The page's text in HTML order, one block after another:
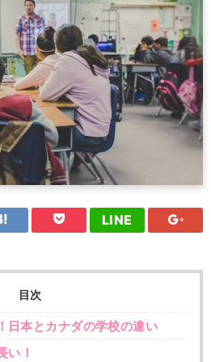
LINE
目次
日本とカナダの学校の違い
い！